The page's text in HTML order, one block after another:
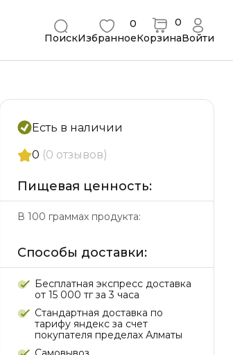
ПоискИзбранное
0
Корзина
0
Войти
Есть в наличии
0 (0 отзывов)
Пищевая ценность:
В 100 граммах продукта:
Способы доставки:
Бесплатная экспресс доставка
от 15 000 тг за 3 часа
Стандартная доставка по
тарифу яндекс за счет
покупателя пределах Алматы